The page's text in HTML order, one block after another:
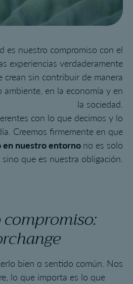
es nuestro compromiso con el
experiencias verdaderamente
crean sin contribuir de manera
ambiente, en la economía y en
la sociedad.
con lo que decimos y lo
Creemos firmemente en que
en nuestro entorno no es solo
que es nuestra obligación.
bien o sentido común. Nos
lo que importa es lo que